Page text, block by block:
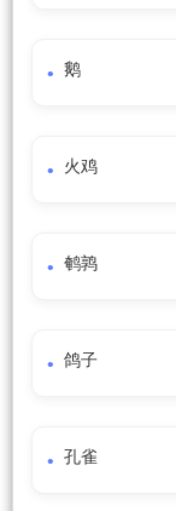
鹅
火鸡
鹌鹑
鸽子
孔雀